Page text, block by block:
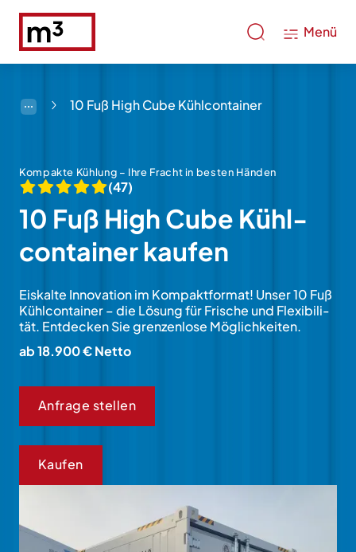
Menü
10 Fuß High Cube Kühlcontainer
Kompakte Kühlung – Ihre Fracht in besten Händen
(47)
10 Fuß High Cube Kühl­
con­tainer kaufen
Eiskalte Innovation im Kom­pakt­for­mat! Unser 10 Fuß
Kühl­con­tainer – die Lö­sung für Frische und Flexi­bi­li­
tät. Ent­decken Sie gren­zen­lose Mög­lich­keiten.
ab 18.900 € Netto
Anfrage stellen
Kaufen